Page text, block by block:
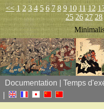
<< 1 2 3 4 5 6 7 8 9 10 11 12
25 26 27 28
Documentation Temps